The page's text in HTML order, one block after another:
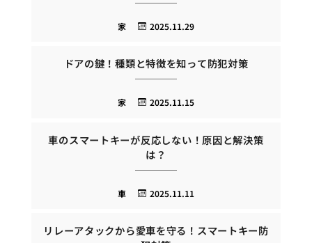
2025.11.29
家
ドアの鍵！種類と特徴を知って防犯対策
2025.11.15
家
車のスマートキーが反応しない！原因と解決策
は？
2025.11.11
車
リレーアタックから愛車を守る！スマートキー防